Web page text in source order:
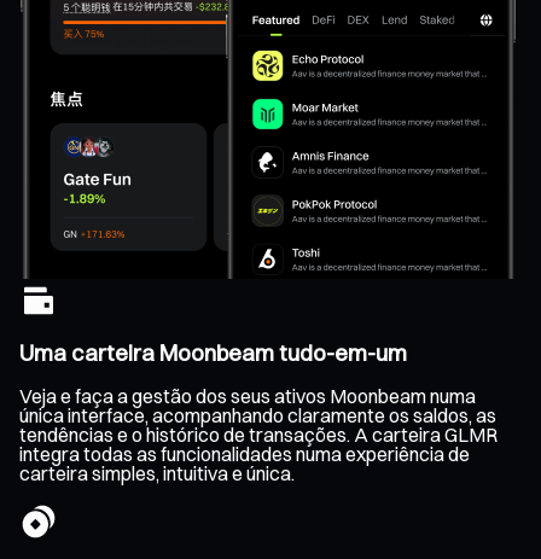
Uma carteira Moonbeam tudo-em-um
Veja e faça a gestão dos seus ativos Moonbeam numa
única interface, acompanhando claramente os saldos, as
tendências e o histórico de transações. A carteira GLMR
integra todas as funcionalidades numa experiência de
carteira simples, intuitiva e única.